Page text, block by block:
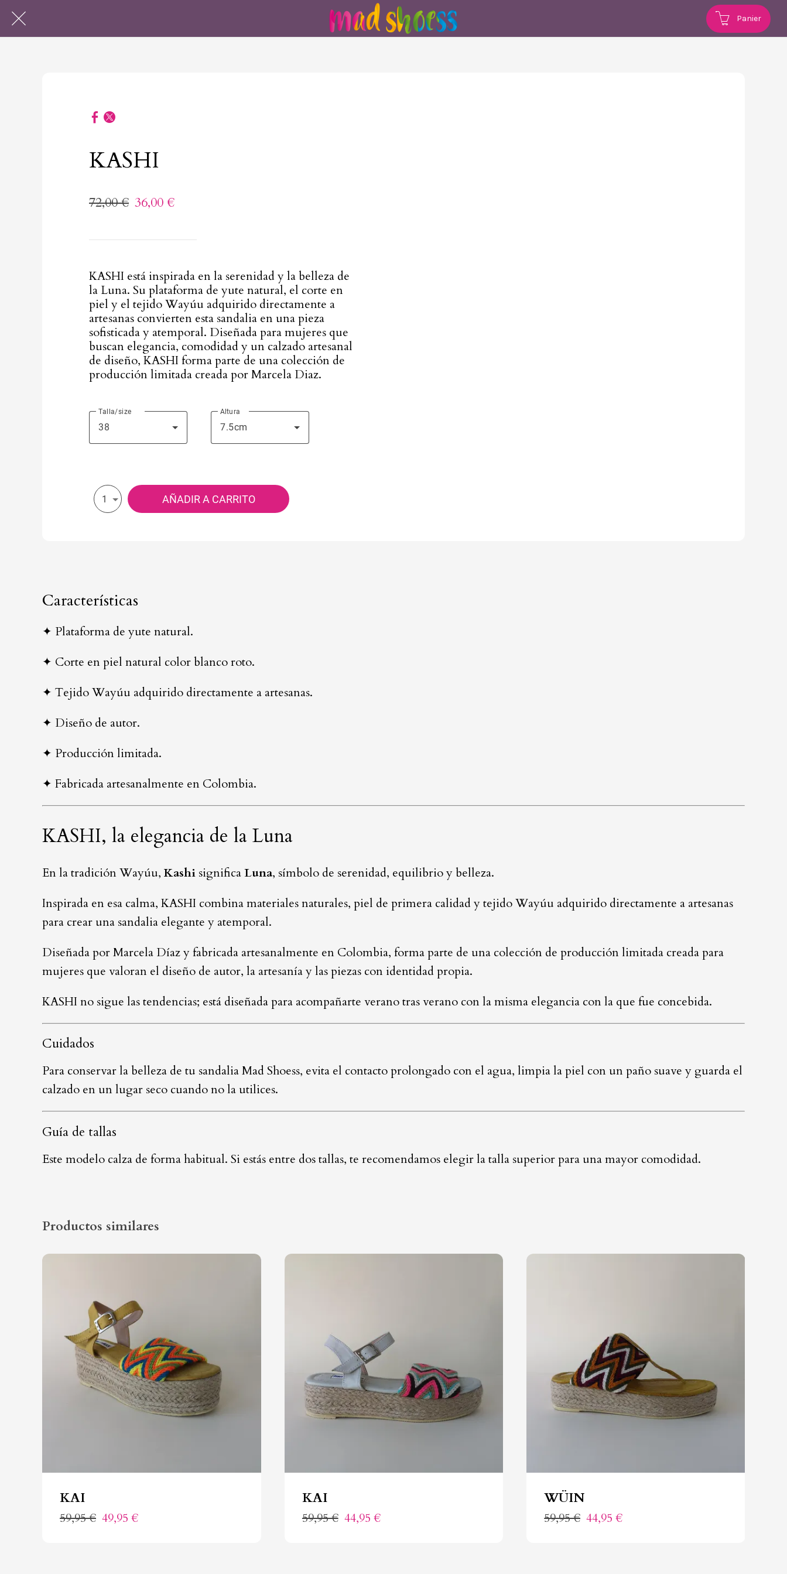
Panier
KASHI
72,00 € 36,00 €
KASHI está inspirada en la serenidad y la belleza de
la Luna. Su plataforma de yute natural, el corte en
piel y el tejido Wayúu adquirido directamente a
artesanas convierten esta sandalia en una pieza
sofisticada y atemporal. Diseñada para mujeres que
buscan elegancia, comodidad y un calzado artesanal
de diseño, KASHI forma parte de una colección de
producción limitada creada por Marcela Diaz.
Talla/size
38
Altura
7.5cm
1 AÑADIR A CARRITO
Características
✦ Plataforma de yute natural.
✦ Corte en piel natural color blanco roto.
✦ Tejido Wayúu adquirido directamente a artesanas.
✦ Diseño de autor.
✦ Producción limitada.
✦ Fabricada artesanalmente en Colombia.
KASHI, la elegancia de la Luna
En la tradición Wayúu, Kashi significaLuna, símbolo de serenidad, equilibrio y belleza.
Inspirada en esa calma, KASHI combina materiales naturales, piel de primera calidad y tejido Wayúu adquirido directamente a artesanas
para crear una sandalia elegante y atemporal.
Diseñada por Marcela Díaz y fabricada artesanalmente en Colombia, forma parte de una colección de producción limitada creada para
mujeres que valoran el diseño de autor, la artesanía y las piezas con identidad propia.
KASHI no sigue las tendencias; está diseñada para acompañarte verano tras verano con la misma elegancia con la que fue concebida.
Cuidados
Para conservar la belleza de tu sandalia Mad Shoess, evita el contacto prolongado con el agua, limpia la piel con un paño suave y guarda el
calzado en un lugar seco cuando no la utilices.
Guía de tallas
Este modelo calza de forma habitual. Si estás entre dos tallas, te recomendamos elegir la talla superior para una mayor comodidad.
Productos similares
KAI
59,95 € 49,95 €
KAI
59,95 € 44,95 €
WÜIN
59,95 € 44,95 €